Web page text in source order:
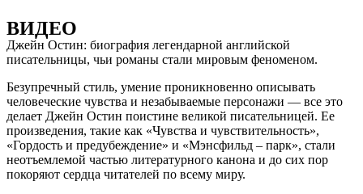
ВИДЕО
Джейн Остин: биография легендарной английской
писательницы, чьи романы стали мировым феноменом.
Безупречный стиль, умение проникновенно описывать
человеческие чувства и незабываемые персонажи — все это
делает Джейн Остин поистине великой писательницей. Ее
произведения, такие как «Чувства и чувствительность»,
«Гордость и предубеждение» и «Мэнсфильд – парк», стали
неотъемлемой частью литературного канона и до сих пор
покоряют сердца читателей по всему миру.